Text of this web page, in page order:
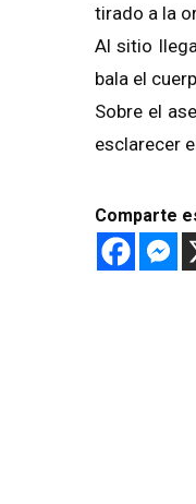
tirado a la
Al sitio
bala el
Sobre el
esclarecer
Comparte